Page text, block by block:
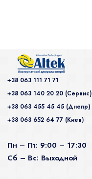
+38 063 111 71 71
+38 063 140 20 20 (Сервис)
+38 063 455 45 45 (Днепр)
+38 063 652 64 77 (Киев)
Пн – Пт: 9:00 – 17:30
Сб – Вс: Выходной